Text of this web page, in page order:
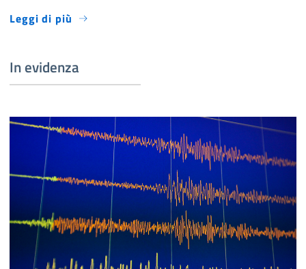
Leggi di più
In evidenza
Registrazione terremoto